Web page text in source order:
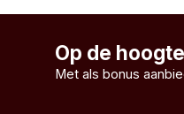
Op de
Met als bonus